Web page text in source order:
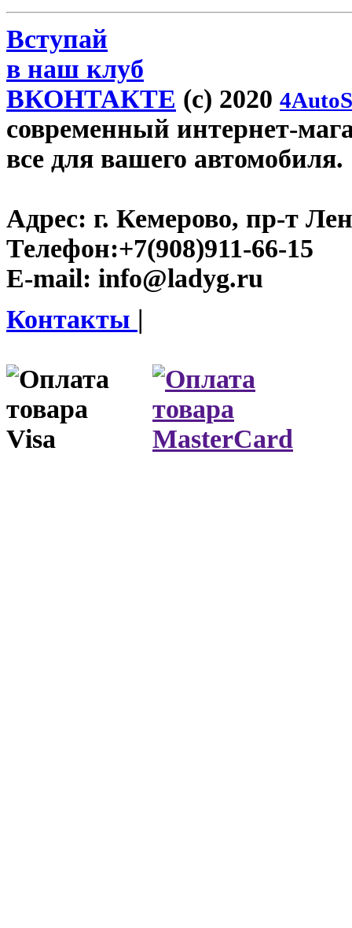
Вступай
в наш клуб
ВКОНТАКТЕ (c) 2020
современный интернет-
все для вашего автомобиля.
Адрес: г. Кемерово, пр-т
Телефон:+7(908)911-66-15
E-mail: info@ladyg.ru
Контакты |